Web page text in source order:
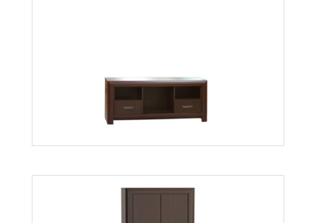
Bonus Br1
Więcej